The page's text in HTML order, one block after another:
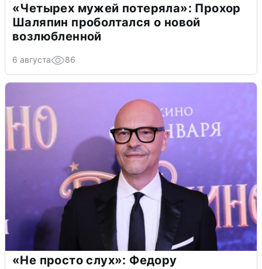
«Четырех мужей потеряла»: Прохор
Шаляпин проболтался о новой
возлюбленной
6 августа 86
«Не просто слух»: Федору